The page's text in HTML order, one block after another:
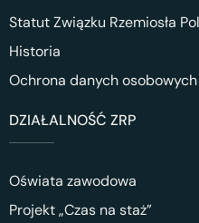
Statut Związku Rzemiosła
Historia
Ochrona danych osobowych
DZIAŁALNOŚĆ ZRP
Oświata zawodowa
Projekt „Czas na staż”